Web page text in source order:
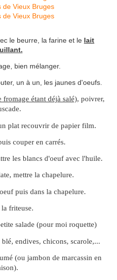
le beurre, la farine et le lait
bien mélanger.
à un, les jaunes d'oeufs.
fromage étant déjà salé), poivrer,
plat recouvrir de papier film.
couper en carrés.
les blancs d'oeuf avec l'huile.
mettre la chapelure.
puis dans la chapelure.
friteuse.
salade (pour moi roquette)
endives, chicons, scarole,...
(ou jambon de marcassin en